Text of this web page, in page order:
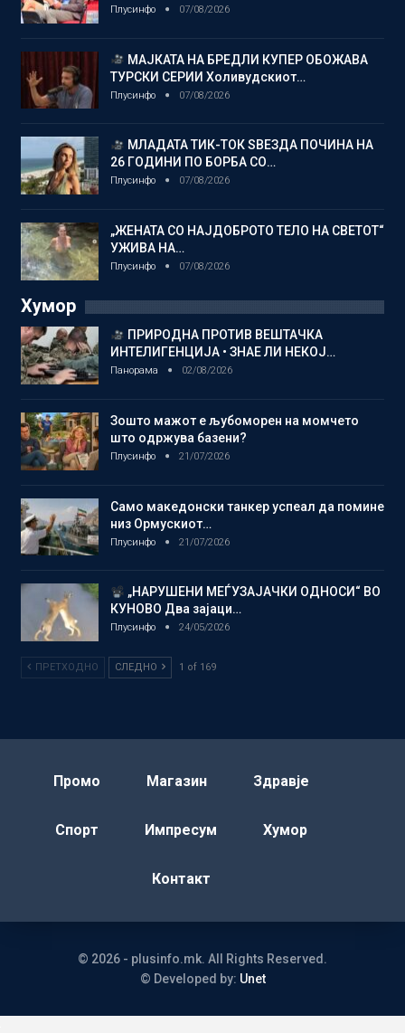
Плусинфо 07/08/2026
МАЈКАТА НА БРЕДЛИ КУПЕР ОБОЖАВА
ТУРСКИ СЕРИИ Холивудскиот…
Плусинфо 07/08/2026
МЛАДАТА ТИК-ТОК ЅВЕЗДА ПОЧИНА НА
26 ГОДИНИ ПО БОРБА СО…
Плусинфо 07/08/2026
„ЖЕНАТА СО НАЈДОБРОТО ТЕЛО НА СВЕТОТ“
УЖИВА НА…
Плусинфо 07/08/2026
Хумор
ПРИРОДНА ПРОТИВ ВЕШТАЧКА
ИНТЕЛИГЕНЦИЈА • ЗНАЕ ЛИ НЕКОЈ…
Панорама 02/08/2026
Зошто мажот е љубоморен на момчето
што одржува базени?
Плусинфо 21/07/2026
Само македонски танкер успеал да помине
низ Ормускиот…
Плусинфо 21/07/2026
„НАРУШЕНИ МЕЃУЗАЈАЧКИ ОДНОСИ“ ВО
КУНОВО Два зајаци…
Плусинфо 24/05/2026
ПРЕТХОДНО СЛЕДНО 1 of 169
Промо Магазин Здравје
Спорт Импресум Хумор
Контакт
© 2026 - plusinfo.mk. All Rights Reserved.
© Developed by: Unet